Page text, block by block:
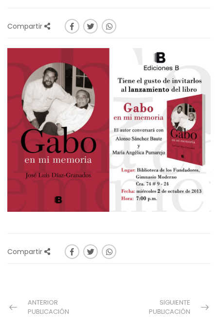
Compartir
Compartir
ANTERIOR
PUBLICACIÓN
SIGUIENTE
PUBLICACIÓN